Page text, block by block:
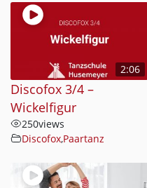
2:06
Discofox 3/4 –
Wickelfigur
250views
Discofox,Paartanz